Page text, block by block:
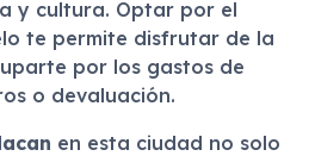
y cultura. Optar por el
te permite disfrutar de la
por los gastos de
o devaluación.
en esta ciudad no solo